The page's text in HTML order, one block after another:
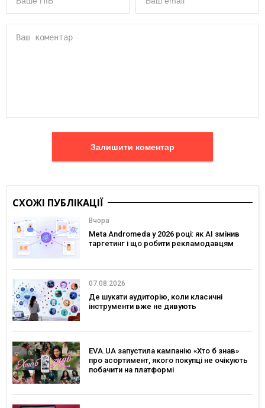
Залишити коментар
СХОЖІ ПУБЛІКАЦІЇ
Вчора
Meta Andromeda у 2026 році: як AI змінив
таргетинг і що робити рекламодавцям
07.08.2026
Де шукати аудиторію, коли класичні
інструменти вже не дивують
EVA.UA запустила кампанію «Хто б знав»
про асортимент, якого покупці не очікують
побачити на платформі